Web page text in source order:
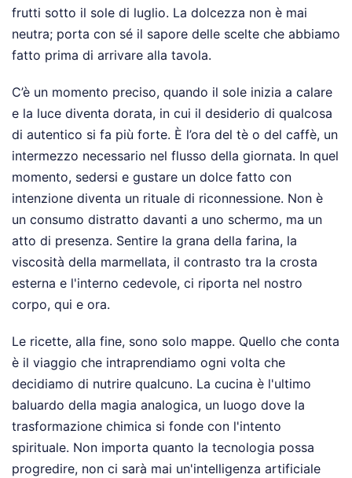
frutti sotto il sole di luglio. La dolcezza non è mai
neutra; porta con sé il sapore delle scelte che abbiamo
fatto prima di arrivare alla tavola.
C’è un momento preciso, quando il sole inizia a calare
e la luce diventa dorata, in cui il desiderio di qualcosa
di autentico si fa più forte. È l’ora del tè o del caffè, un
intermezzo necessario nel flusso della giornata. In quel
momento, sedersi e gustare un dolce fatto con
intenzione diventa un rituale di riconnessione. Non è
un consumo distratto davanti a uno schermo, ma un
atto di presenza. Sentire la grana della farina, la
viscosità della marmellata, il contrasto tra la crosta
esterna e l'interno cedevole, ci riporta nel nostro
corpo, qui e ora.
Le ricette, alla fine, sono solo mappe. Quello che conta
è il viaggio che intraprendiamo ogni volta che
decidiamo di nutrire qualcuno. La cucina è l'ultimo
baluardo della magia analogica, un luogo dove la
trasformazione chimica si fonde con l'intento
spirituale. Non importa quanto la tecnologia possa
progredire, non ci sarà mai un'intelligenza artificiale